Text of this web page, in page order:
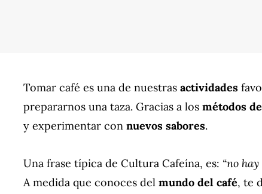
Tomar café es una de nuestras actividades
prepararnos una taza. Gracias a los métodos
y experimentar con nuevos sabores.
Una frase típica de Cultura Cafeína, es: “no
A medida que conoces del mundo del café, te